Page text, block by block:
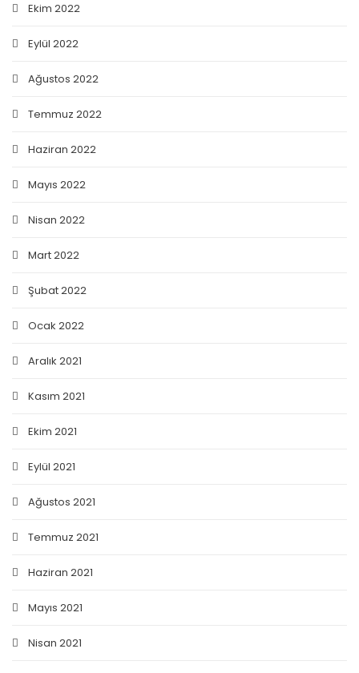
Ekim 2022
Eylül 2022
Ağustos 2022
Temmuz 2022
Haziran 2022
Mayıs 2022
Nisan 2022
Mart 2022
Şubat 2022
Ocak 2022
Aralık 2021
Kasım 2021
Ekim 2021
Eylül 2021
Ağustos 2021
Temmuz 2021
Haziran 2021
Mayıs 2021
Nisan 2021